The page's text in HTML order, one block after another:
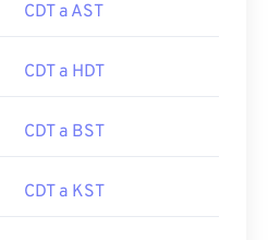
CDT a AST
CDT a HDT
CDT a BST
CDT a KST